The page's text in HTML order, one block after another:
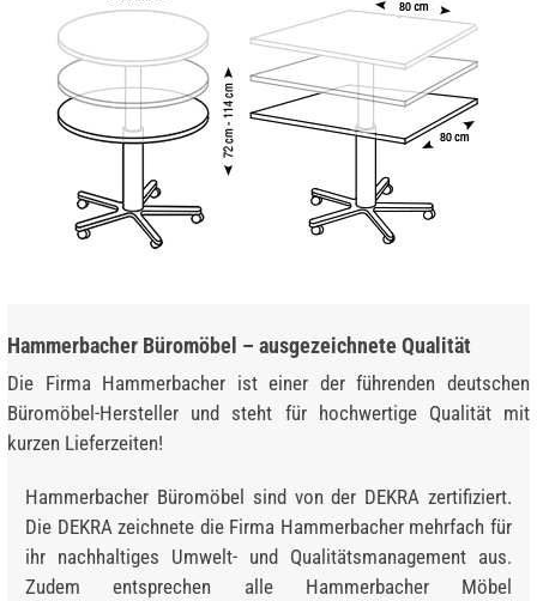
Hammerbacher Büromöbel – ausgezeichnete Qualität
Die Firma Hammerbacher ist einer der führenden deutschen
Büromöbel-Hersteller und steht für hochwertige Qualität mit
kurzen Lieferzeiten!
Hammerbacher Büromöbel sind von der DEKRA zertifiziert.
Die DEKRA zeichnete die Firma Hammerbacher mehrfach für
ihr nachhaltiges Umwelt- und Qualitätsmanagement aus.
Zudem entsprechen alle Hammerbacher Möbel